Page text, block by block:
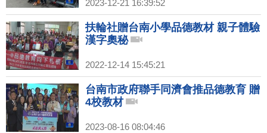
2023-12-21 16:39:52
扶輪社贈台南小學品德教材 親子體驗
漢字奧秘
2022-12-14 15:45:21
台南市政府聯手同濟會推品德教育 贈
4校教材
2023-08-16 08:04:46